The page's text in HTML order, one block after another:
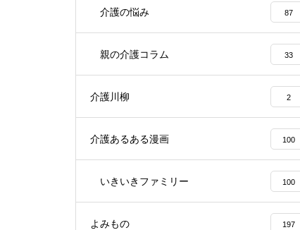
介護の悩み 87
親の介護コラム 33
介護川柳 2
介護あるある漫画 100
いきいきファミリー 100
よみもの 197